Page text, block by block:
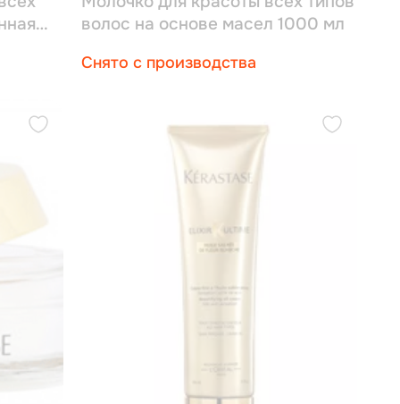
волос на основе масел 1000 мл
Снято с производства